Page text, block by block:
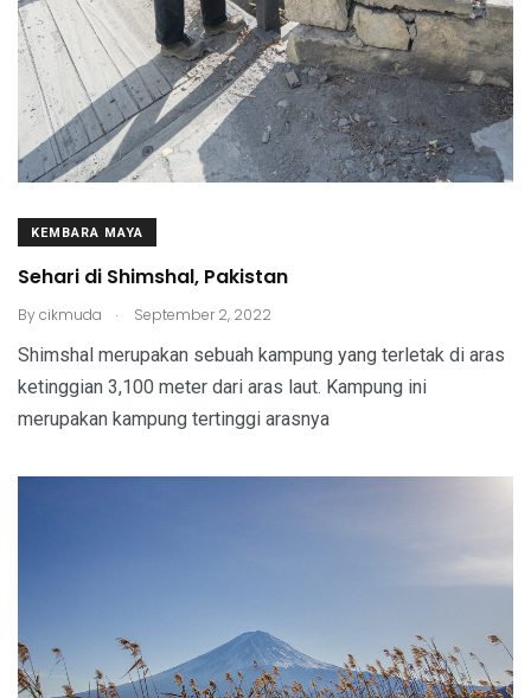
KEMBARA MAYA
Sehari di Shimshal, Pakistan
Bycikmuda . September 2, 2022
Shimshal merupakan sebuah kampung yang terletak di aras
ketinggian 3,100 meter dari aras laut. Kampung ini
merupakan kampung tertinggi arasnya